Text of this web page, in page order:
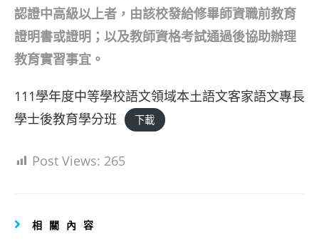
認證中高級以上者，由該校發給修畢師資職前教育
證明書或證明；以及教師資格考試通過後協助辦理
教育實習事宜。
111學年度中等學校語文領域本土語文客家語文專長
學士後教育學分班
下載
Post Views: 265
相關內容